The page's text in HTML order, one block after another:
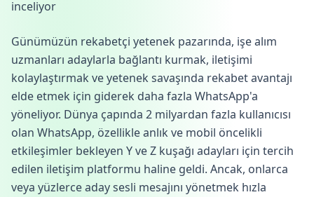
Günümüzün rekabetçi yetenek pazarında, işe alım
uzmanları adaylarla bağlantı kurmak, iletişimi
kolaylaştırmak ve yetenek savaşında rekabet avantajı
elde etmek için giderek daha fazla WhatsApp'a
yöneliyor. Dünya çapında 2 milyardan fazla kullanıcısı
olan WhatsApp, özellikle anlık ve mobil öncelikli
etkileşimler bekleyen Y ve Z kuşağı adayları için tercih
edilen iletişim platformu haline geldi. Ancak, onlarca
veya yüzlerce aday sesli mesajını yönetmek hızla